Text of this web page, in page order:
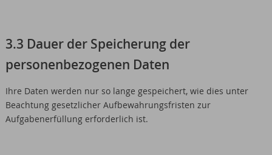
3.3 Dauer der Speicherung der
personenbezogenen Daten
Ihre Daten werden nur so lange gespeichert, wie dies unter
Beachtung gesetzlicher Aufbewahrungsfristen zur
Aufgabenerfüllung erforderlich ist.